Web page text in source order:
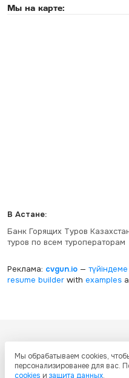
Мы на карте:
В Астане:
Банк Горящих Туров
туров по всем туроператорам
Реклама: cvgun.io—
resume builderwith examples
графическое содержание,
международными
Мы обрабатываем cookies,
персонализированее для вас.
cookies и защита данных.